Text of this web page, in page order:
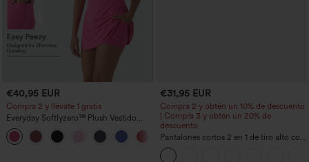
€40,95 EUR
Compra 2 y llévate 1 gratis
Everyday Softlyzero™ Plush Vestido
deportivo sin espalda 2 en 1
acampanado -Wannabe -Easy Peezy
+29
€31,95 EUR
Compra 2 y obtén un 10% de descuento
| Compra 3 y obtén un 20% de
descuento
Pantalones cortos 2 en 1 de tiro alto con
bolsillo interior y trasero